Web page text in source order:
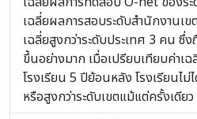
เฉลี่ยผลการสอบระดับสำนักงานเ
เฉลี่ยสูงกว่าระดับประเทศ 3 คน ซึ่
ขึ้นอย่างมาก เมื่อเปรียบเทียบค่าเ
โรงเรียน 5 ปีย้อนหลัง โรงเรียนไม่
หรือสูงกว่าระดับเขตแม้แต่ครั้งเดียว